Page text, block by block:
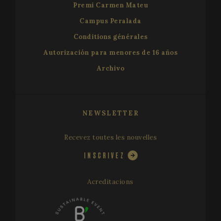
Premi Carmen Mateu
Campus Peralada
Conditions générales
Autorización para menores de 16 años
Archivo
NEWSLETTER
Recevez toutes les nouvelles
INSCRIVEZ
Acreditacions